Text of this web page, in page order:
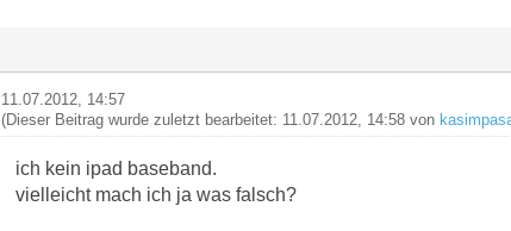
11.07.2012, 14:57
(Dieser Beitrag wurde zuletzt bearbeitet: 11.07.2012, 14:58 von
ich kein ipad baseband.
vielleicht mach ich ja was falsch?